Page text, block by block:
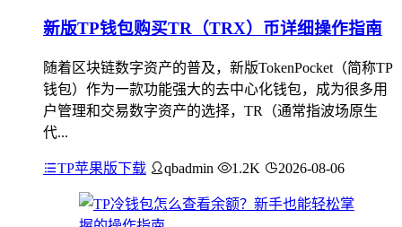
新版TP钱包购买TR（TRX）币详细操作指南
随着区块链数字资产的普及，新版TokenPocket（简称TP
钱包）作为一款功能强大的去中心化钱包，成为很多用
户管理和交易数字资产的选择，TR（通常指波场原生
代...
TP苹果版下载 qbadmin 1.2K 2026-08-06